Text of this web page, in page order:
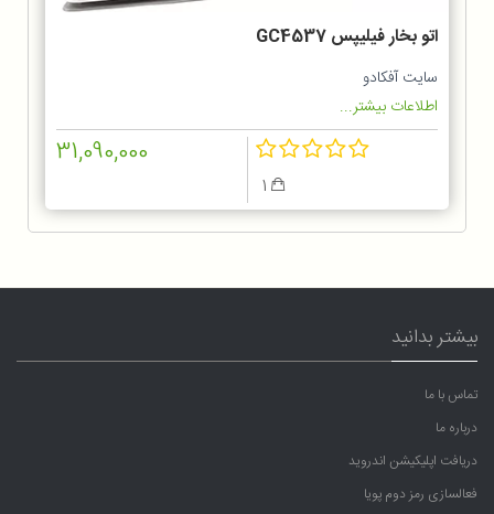
اتو بخار فیلیپس GC4537
سایت آفکادو
اطلاعات بیشتر...
31,090,000
بیشتر بدانید
تماس با ما
درباره ما
دریافت اپلیکیشن اندروید
فعالسازی رمز دوم پویا